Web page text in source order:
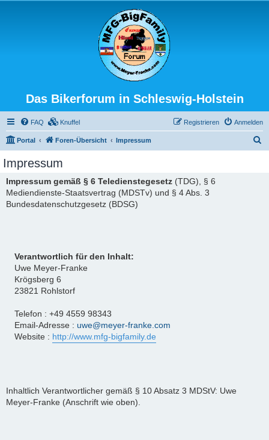
Das Bikerforum in Schleswig-Holstein
FAQ Knuffel Anmelden
Registrieren
Portal Foren-Übersicht Impressum
Impressum
Impressum gemäß § 6 Teledienstegesetz (TDG), § 6
Mediendienste-Staatsvertrag (MDSTv) und § 4 Abs. 3
Bundesdatenschutzgesetz (BDSG)
Verantwortlich für den Inhalt:
Uwe Meyer-Franke
Krögsberg 6
23821 Rohlstorf
Telefon : +49 4559 98343
Email-Adresse : uwe@meyer-franke.com
Website : http://www.mfg-bigfamily.de
Inhaltlich Verantwortlicher gemäß § 10 Absatz 3 MDStV: Uwe
Meyer-Franke (Anschrift wie oben).